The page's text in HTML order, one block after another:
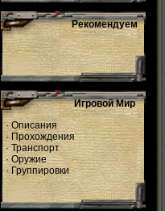
Рекомендуем
Игровой Мир
·Описания
·Прохождения
·Транспорт
·Оружие
·Группировки